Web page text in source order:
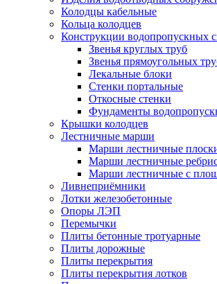
Колодцы кабельные
Кольца колодцев
Конструкции водопропускных
Звенья круглых труб
Звенья прямоугольных
Лекальные блоки
Стенки портальные
Откосные стенки
Фундаменты
Крышки колодцев
Лестничные марши
Марши лестничные
Марши лестничные
Марши лестничные с
Ливнеприёмники
Лотки железобетонные
Опоры ЛЭП
Перемычки
Плиты бетонные тротуарные
Плиты дорожные
Плиты перекрытия
Плиты перекрытия лотков